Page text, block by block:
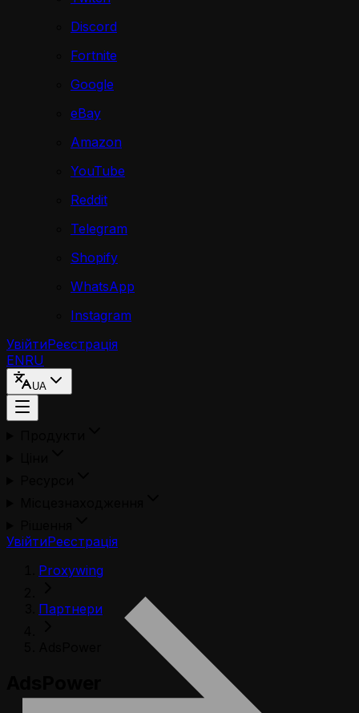
Discord
Fortnite
Google
eBay
Amazon
YouTube
Reddit
Telegram
Shopify
WhatsApp
Instagram
УвійтиРеєстрація
ENRU
UA
УвійтиРеєстрація
Proxywing
Партнери